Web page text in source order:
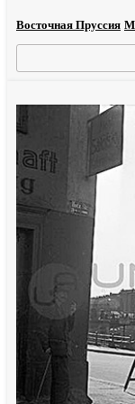
Восточная Пруссия